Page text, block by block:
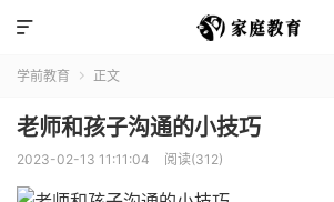

学前教育  正文
老师和孩子沟通的小技巧
2023-02-13 11:11:04 阅读(312)